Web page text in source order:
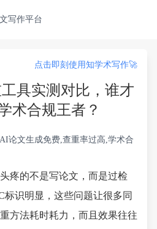
写作平台
点击即刻使用知学术写作🚀
具实测对比，谁才
术合规王者？
论文生成免费,查重率过高,学术合
疼的不是写论文，而是过检
识明显，这些问题让很多同
方法耗时耗力，而且效果往往